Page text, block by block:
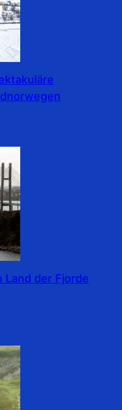
Land der Fjorde